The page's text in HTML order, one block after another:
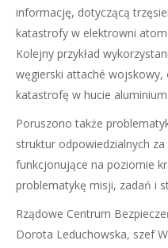
informację, dotyczącą
katastrofy w elektrowni
Kolejny przykład
węgierski attaché
katastrofę w hucie
Poruszono także
struktur odpowiedzialnych
funkcjonujące na poziomie
problematykę misji, zadań i
Rządowe Centrum
Dorota Leduchowska, szef